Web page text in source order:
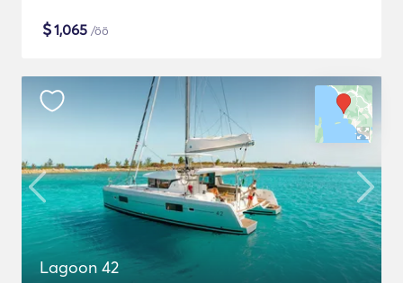
$1,065 /öö
Lagoon 42